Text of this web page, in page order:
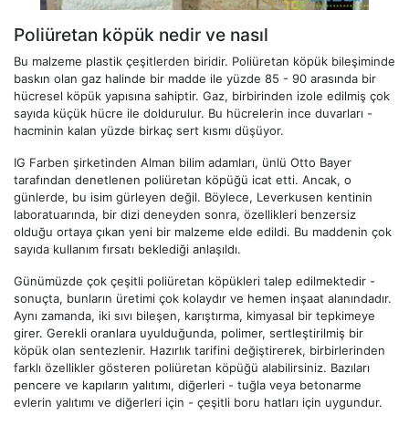
Poliüretan köpük nedir ve nasıl
Bu malzeme plastik çeşitlerden biridir. Poliüretan köpük bileşiminde
baskın olan gaz halinde bir madde ile yüzde 85 - 90 arasında bir
hücresel köpük yapısına sahiptir. Gaz, birbirinden izole edilmiş çok
sayıda küçük hücre ile doldurulur. Bu hücrelerin ince duvarları -
hacminin kalan yüzde birkaç sert kısmı düşüyor.
IG Farben şirketinden Alman bilim adamları, ünlü Otto Bayer
tarafından denetlenen poliüretan köpüğü icat etti. Ancak, o
günlerde, bu isim gürleyen değil. Böylece, Leverkusen kentinin
laboratuarında, bir dizi deneyden sonra, özellikleri benzersiz
olduğu ortaya çıkan yeni bir malzeme elde edildi. Bu maddenin çok
sayıda kullanım fırsatı beklediği anlaşıldı.
Günümüzde çok çeşitli poliüretan köpükleri talep edilmektedir -
sonuçta, bunların üretimi çok kolaydır ve hemen inşaat alanındadır.
Aynı zamanda, iki sıvı bileşen, karıştırma, kimyasal bir tepkimeye
girer. Gerekli oranlara uyulduğunda, polimer, sertleştirilmiş bir
köpük olan sentezlenir. Hazırlık tarifini değiştirerek, birbirlerinden
farklı özellikler gösteren poliüretan köpüğü alabilirsiniz. Bazıları
pencere ve kapıların yalıtımı, diğerleri - tuğla veya betonarme
evlerin yalıtımı ve diğerleri için - çeşitli boru hatları için uygundur.